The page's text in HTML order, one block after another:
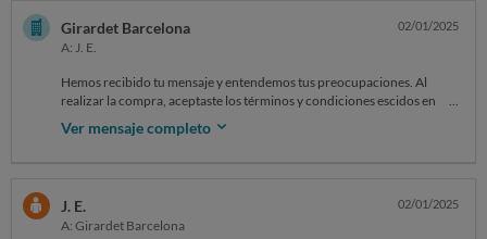
On Thu, 2 Jan at 3:45 PM , Reclamar reclamar@ocu.org wrote: ‌‌‌‌‌‌‌‌‌‌‌‌‌‌‌‌‌‌‌‌‌‌‌‌‌‌‌‌‌‌‌‌‌‌‌‌‌‌‌‌‌‌‌‌‌‌‌‌‌‌‌‌‌‌‌‌‌‌‌‌
Girardet Barcelona
A: J. E.
02/01/2025
Hemos recibido tu mensaje y entendemos tus preocupaciones. Al
realizar la compra, aceptaste los términos y condiciones escidos en
nuestra página web, los cuales incluyen nuestra política de
devoluciones:
Te sugerimos revisar la información enviada por correo sobre las
condiciones de devolución y contacto. Si necesitas más asistencia,
Ver mensaje completo
J. E.
A: Girardet Barcelona
02/01/2025